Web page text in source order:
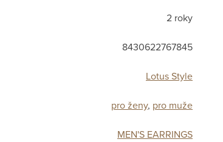
2 roky
8430622767845
Lotus Style
pro ženy, pro muže
MEN'S EARRINGS